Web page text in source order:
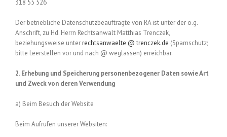
318 55 526
Der betriebliche Datenschutzbeauftragte von RA ist unter der o.g.
Anschrift, zu Hd. Herrn Rechtsanwalt Matthias Trenczek,
beziehungsweise unterrechtsanwaelte @ trenczek.de (Spamschutz;
bitte Leerstellen vor und nach @ weglassen) erreichbar.
2. Erhebung und Speicherung personenbezogener Daten sowie Art
und Zweck von deren Verwendung
a) Beim Besuch der Website
Beim Aufrufen unserer Websiten: